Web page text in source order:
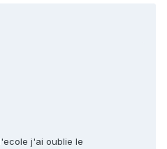
j'ai oublie le